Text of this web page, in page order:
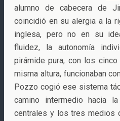
alumno de cabecera de
coincidió en su alergia a la
inglesa, pero no en su
fluidez, la autonomía
pirámide pura, con los
misma altura, funcionaban
Pozzo cogió ese sistema
camino intermedio hacia
centrales y los tres medios